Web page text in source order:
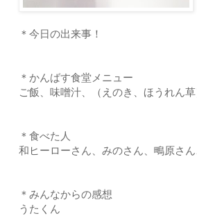
＊今日の出来事！
＊かんばす食堂メニュー
ご飯、味噌汁、（えのき、ほうれん
＊食べた人
和ヒーローさん、みのさん、鴫原さん
＊みんなからの感想
うたくん